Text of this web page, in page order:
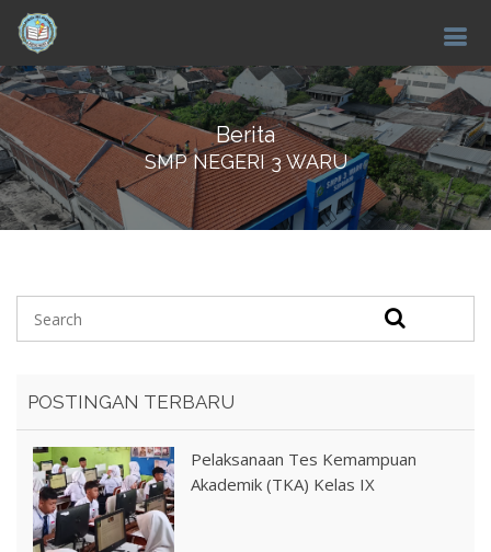
Berita
SMP NEGERI 3 WARU
POSTINGAN TERBARU
Pelaksanaan Tes Kemampuan
Akademik (TKA) Kelas IX